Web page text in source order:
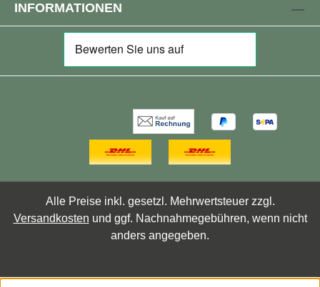
INFORMATIONEN
Alle Preise inkl. gesetzl. Mehrwertsteuer zzgl.
Versandkosten und ggf. Nachnahmegebühren, wenn nicht
anders angegeben.